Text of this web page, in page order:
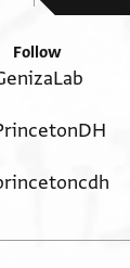
עמרהא {אללה}
אבן אלריס אדאם
Follow